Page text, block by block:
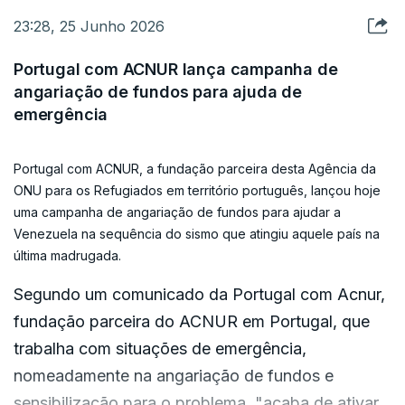
enquanto quatro são lusodescendentes, de
acordo com fonte oficial do MNE.
O número de mortos no duplo sismo que atingiu a
188, há mais de 1.500 feridos e estão pelo menos
147 pessoas desaparecidas, segundo um balanço
oficial provisório.
cerca de 200 quilómetros de Caracas, seguido
por um segundo de magnitude 7,5 e por cerca de
20 réplicas, de acordo com o Serviço Geológico
dos Estados Unidos.
A TAP informou hoje que os clientes com bilhetes
para voos de e para Caracas até 30 de julho
podem alterar viagens, indicando também que a
tripulação da companhia retida na capital
sismos.
Estas medidas foram tomadas depois de a
Venezuela ter sido abalada na quarta-feira por um
e outro de 7,5, respetivamente, que provocaram
pelo menos 188 mortos e 1.520 feridos, segundo
dados oficiais.
23:28, 25 Junho 2026
Portugal com ACNUR lança campanha de
angariação de fundos para ajuda de
emergência
Portugal com ACNUR, a fundação parceira desta Agência da
ONU para os Refugiados em território português, lançou hoje
uma campanha de angariação de fundos para ajudar a
Venezuela na sequência do sismo que atingiu aquele país na
última madrugada.
Segundo um comunicado da Portugal com Acnur,
fundação parceira do ACNUR em Portugal, que
trabalha com situações de emergência,
nomeadamente na angariação de fundos e